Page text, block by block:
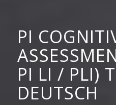
PI
PI LI / PLI)
DEUTSCH